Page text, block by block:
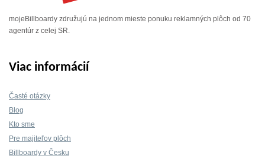
mojeBillboardy združujú na jednom mieste ponuku reklamných plôch od 70
agentúr z celej SR.
Viac informácií
Časté otázky
Blog
Kto sme
Pre majiteľov plôch
Billboardy v Česku